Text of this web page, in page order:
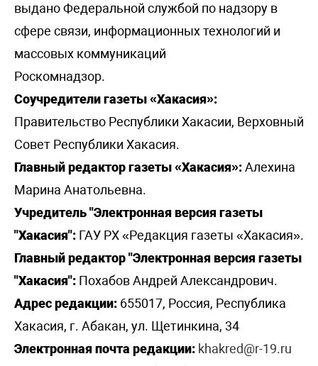
выдано Федеральной службой по надзору в
сфере связи, информационных технологий и
массовых коммуникаций
Роскомнадзор.
Соучредители газеты «Хакасия»:
Правительство Республики Хакасии, Верховный
Совет Республики Хакасия.
Главный редактор газеты «Хакасия»:Алехина
Марина Анатольевна.
Учредитель "Электронная версия газеты
"Хакасия": ГАУ РХ «Редакция газеты «Хакасия».
Главный редактор "Электронная версия газеты
"Хакасия": Похабов Андрей Александрович.
Адрес редакции: 655017, Россия, Республика
Хакасия, г. Абакан, ул. Щетинкина, 34
Электронная почта редакции: khakred@r-19.ru